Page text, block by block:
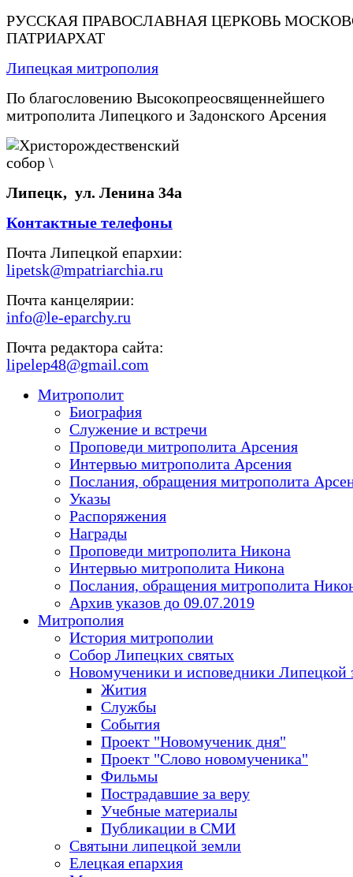
РУССКАЯ ПРАВОСЛАВНАЯ ЦЕРКОВЬ
ПАТРИАРХАТ
Липецкая митрополия
По благословению Высокопреосвященнейшего
митрополита Липецкого и Задонского Арсения
Липецк, ул. Ленина 34а
Контактные телефоны
Почта Липецкой епархии:
lipetsk@mpatriarchia.ru
Почта канцелярии:
info@le-eparchy.ru
Почта редактора сайта:
lipelep48@gmail.com
Митрополит
Биография
Служение и встречи
Проповеди митрополита Арсения
Интервью митрополита Арсения
Послания, обращения митрополита
Указы
Распоряжения
Награды
Проповеди митрополита Никона
Интервью митрополита Никона
Послания, обращения митрополита
Архив указов до 09.07.2019
Митрополия
История митрополии
Собор Липецких святых
Новомученики и исповедники Липецкой
Жития
Службы
События
Проект "Новомученик дня"
Проект "Слово новомученика"
Фильмы
Пострадавшие за веру
Учебные материалы
Публикации в СМИ
Святыни липецкой земли
Елецкая епархия